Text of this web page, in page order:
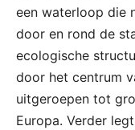
een waterloop die
door en rond de
ecologische
door het centrum
uitgeroepen tot
Europa. Verder